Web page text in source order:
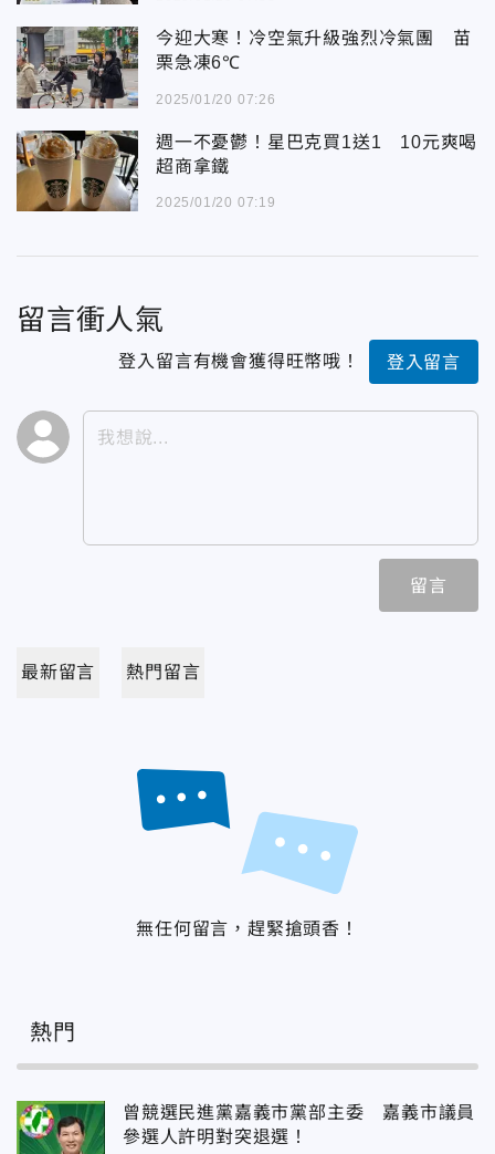
今迎大寒！冷空氣升級強烈冷氣團 苗
栗急凍6℃
2025/01/20 07:26
週一不憂鬱！星巴克買1送1 10元爽喝
超商拿鐵
2025/01/20 07:19
留言衝人氣
登入留言有機會獲得旺幣哦！ 登入留言
留言
最新留言 熱門留言
無任何留言，趕緊搶頭香！
熱門
曾競選民進黨嘉義市黨部主委 嘉義市議員
參選人許明對突退選！